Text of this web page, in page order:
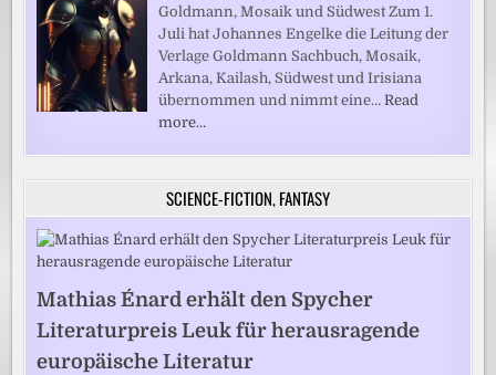
Goldmann, Mosaik und Südwest Zum 1.
Juli hat Johannes Engelke die Leitung der
Verlage Goldmann Sachbuch, Mosaik,
Arkana, Kailash, Südwest und Irisiana
übernommen und nimmt eine…Read
more…
SCIENCE-FICTION, FANTASY
Mathias Énard erhält den Spycher
Literaturpreis Leuk für herausragende
europäische Literatur